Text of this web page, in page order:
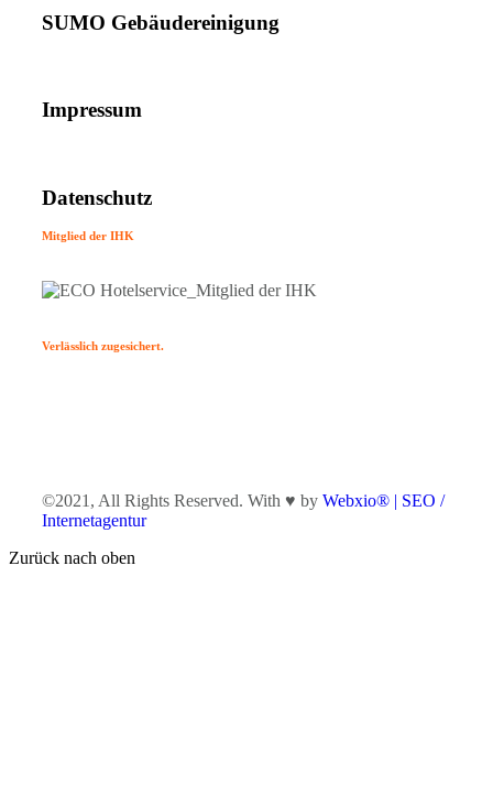
SUMO Gebäudereinigung
Impressum
Datenschutz
Mitglied der IHK
Verlässlich zugesichert.
©2021, All Rights Reserved. With ♥ by Webxio® | SEO /
Internetagentur
Zurück nach oben